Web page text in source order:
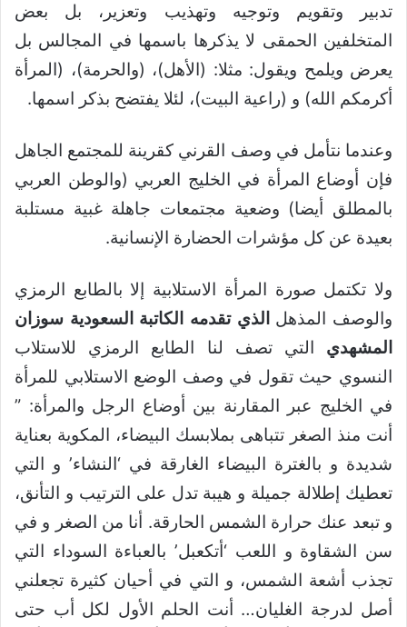
تدبير وتقويم وتوجيه وتهذيب وتعزير، بل بعض
المتخلفين الحمقى لا يذكرها باسمها في المجالس بل
يعرض ويلمح ويقول: مثلا: (الأهل)، (والحرمة)، (المرأة
أكرمكم الله) و (راعية البيت)، لئلا يفتضح بذكر اسمها.
وعندما نتأمل في وصف القرني كقرينة للمجتمع الجاهل
فإن أوضاع المرأة في الخليج العربي (والوطن العربي
بالمطلق أيضا) وضعية مجتمعات جاهلة غبية مستلبة
بعيدة عن كل مؤشرات الحضارة الإنسانية.
ولا تكتمل صورة المرأة الاستلابية إلا بالطابع الرمزي
والوصف المذهل الذي تقدمه الكاتبة السعودية سوزان
المشهدي التي تصف لنا الطابع الرمزي للاستلاب
النسوي حيث تقول في وصف الوضع الاستلابي للمرأة
في الخليج عبر المقارنة بين أوضاع الرجل والمرأة: ”
أنت منذ الصغر تتباهى بملابسك البيضاء، المكوية بعناية
شديدة و بالغترة البيضاء الغارقة في ‘النشاء’ و التي
تعطيك إطلالة جميلة و هيبة تدل على الترتيب و التأنق،
و تبعد عنك حرارة الشمس الحارقة. أنا من الصغر و في
سن الشقاوة و اللعب ‘أتكعبل’ بالعباءة السوداء التي
تجذب أشعة الشمس، و التي في أحيان كثيرة تجعلني
أصل لدرجة الغليان… أنت الحلم الأول لكل أب حتى